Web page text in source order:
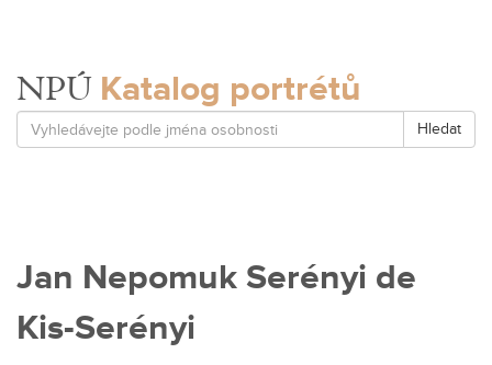
NPÚ Katalog portrétů
Hledat
Jan Nepomuk Serényi de
Kis-Serényi